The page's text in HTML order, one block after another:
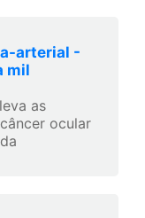
arterial -
mil
as
ocular